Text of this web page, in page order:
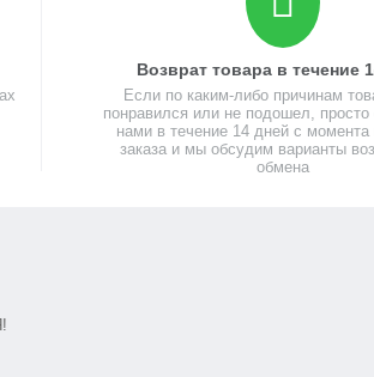
Возврат товара в течение
Если по каким-либо причинам
понравился или не подошел, просто
нами в течение 14 дней с момента
заказа и мы обсудим варианты
обмена